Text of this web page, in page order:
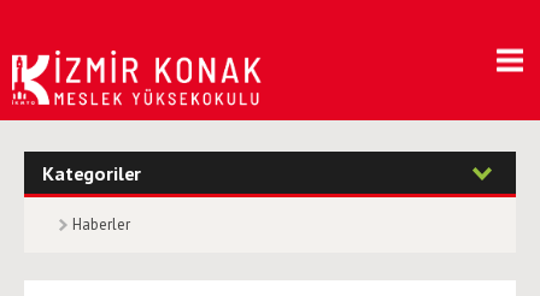
Kategoriler
Haberler